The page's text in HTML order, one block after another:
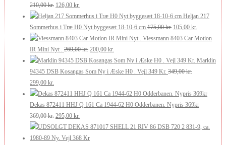
var:
250,00 kr..200,00 kr..
210,00kr. Den
oprindelige
pris
var:
210,00 kr..
126,00 kr.
aktuelle
pris
er:
126,00 kr..
Heljan 217
Sommerhus i Træ H0 Nyt byggesæt 18-10-6 cm 175,00kr. Den
oprindelige
var:
175,00 kr..
105,00 kr.
aktuelle
er:
105,00 kr..
Viessmann 8403 Car Motion
IR Mini Nyt .
269,00kr. Den
oprindelige
pris
269,00 kr..
200,00 kr.
aktuelle
pris
200,00 kr..
Marklin
94345 DSB Kosangas Som Ny i Æske H0 . Vejl 349 Kr. 349,00kr.
Den
oprindelige
pris
var:
349,00 kr..
299,00 kr.
aktuelle
pris
er:
299,00 kr..
Dekas 872411 HHJ Q 161 Ca 1944-62 H0 Odderbanen. Nypris 369kr
369,00kr. Den
oprindelige
pris
295,00 kr.
aktuelle
pris